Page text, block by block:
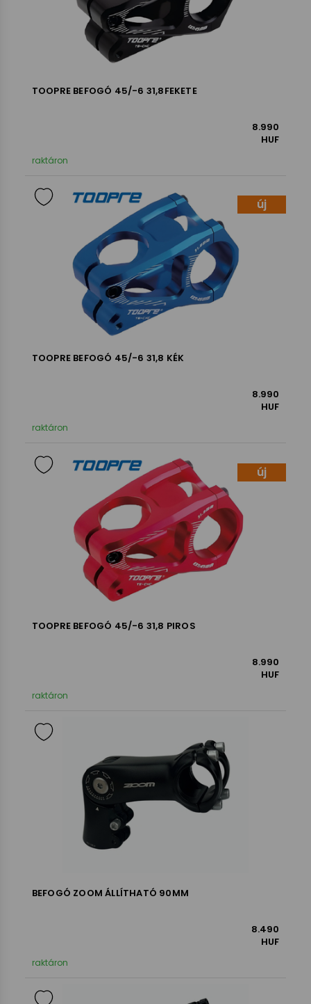
TOOPRE BEFOGÓ 45/-6 31,8FEKETE
8.990
HUF
raktáron
új
TOOPRE BEFOGÓ 45/-6 31,8 KÉK
8.990
HUF
raktáron
új
TOOPRE BEFOGÓ 45/-6 31,8 PIROS
8.990
HUF
raktáron
BEFOGÓ ZOOM ÁLLÍTHATÓ 90MM
8.490
HUF
raktáron